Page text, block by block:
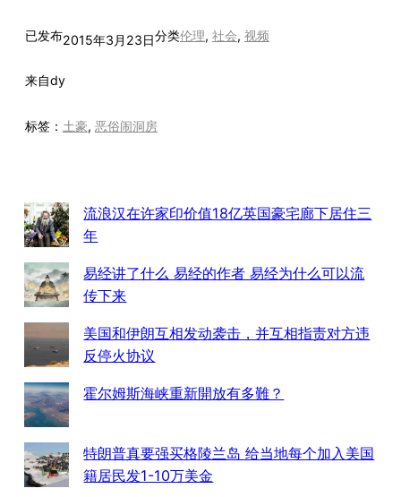
已发布2015年3月23日分类伦理, 社会, 视频
来自dy
标签： 土豪, 恶俗闹洞房
流浪汉在许家印价值18亿英国豪宅廊下居住三
年
易经讲了什么 易经的作者 易经为什么可以流
传下来
美国和伊朗互相发动袭击，并互相指责对方违
反停火协议
霍尔姆斯海峡重新開放有多難？
特朗普真要强买格陵兰岛 给当地每个加入美国
籍居民发1-10万美金